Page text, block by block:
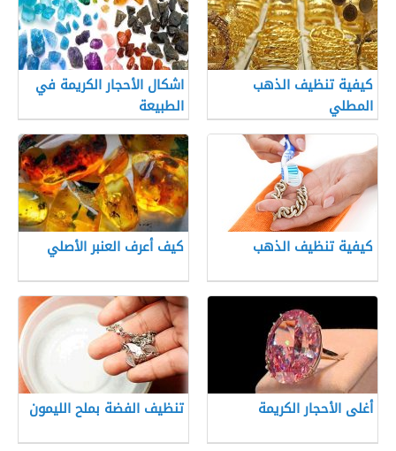
كيفية تنظيف الذهب
المطلي
اشكال الأحجار الكريمة في
الطبيعة
كيفية تنظيف الذهب كيف أعرف العنبر الأصلي
أغلى الأحجار الكريمة تنظيف الفضة بملح الليمون